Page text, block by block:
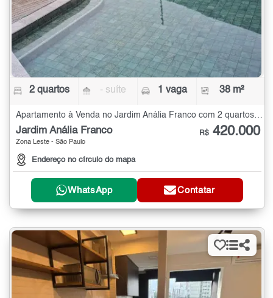
2 quartos - suíte 1 vaga 38 m²
Jardim Anália Franco
Zona Leste - São Paulo
Endereço no círculo do mapa
R$ 420.000
WhatsApp Contatar